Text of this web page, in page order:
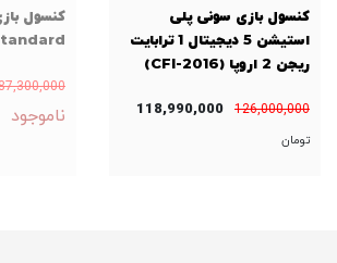
کنسول بازی سونی پلی
استیشن 5 دیجیتال 1 ترابایت
ریجن 2 اروپا (CFI-2016)
126,000,000
118,990,000
تومان
کنسول
ناموجود